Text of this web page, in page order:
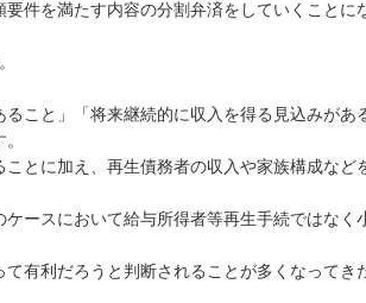
件を満たす内容の分割弁済をしていくことに
こと」「将来継続的に収入を得る見込みがあ
とに加え、再生債務者の収入や家族構成など
ースにおいて給与所得者等再生手続ではなく
有利だろうと判断されることが多くなってき